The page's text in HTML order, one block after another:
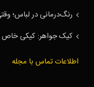
رنگ‌درمانی در لباس؛
کیک جواهر: کیکی خاص برای تولد ۶۲
اطلاعات تماس با مجله